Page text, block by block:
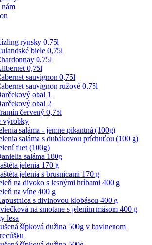
nám
rýnsky 0,75l
biele 0,75l
0,75l
0,75l
sauvignon 0,75l
sauvignon ružové 0,75l
obal 1
obal 2
červený 0,75l
výrobky
saláma - jemne pikantná (100g)
saláma s dubákovou príchuťou (100 g)
fuet (100g)
saláma 180g
jelenia 170 g
jelenia s brusnicami 170 g
na divoko s lesnými hríbami 400 g
na víne 400 g
s divinovou klobásou 400 g
na smotane s jelením mäsom 400 g
lesa
šípková dužina 500g v bavlnenom